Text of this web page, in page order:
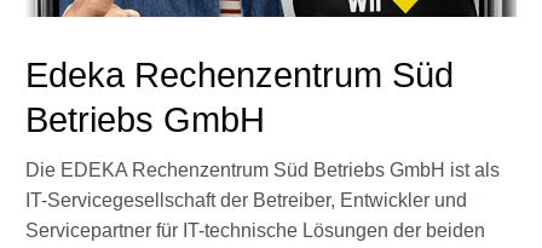
Edeka Rechenzentrum Süd
Betriebs GmbH
Die EDEKA Rechenzentrum Süd Betriebs GmbH ist als
IT-Servicegesellschaft der Betreiber, Entwickler und
Servicepartner für IT-technische Lösungen der beiden